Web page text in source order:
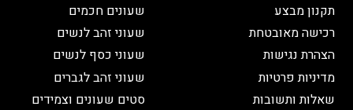
תקנון מבצע
רכישה מאובטחת
הצהרת נגישות
מדיניות פרטיות
שאלות ותשובות
שעונים חכמים
שעוני זהב לנשים
שעוני כסף לנשים
שעוני זהב לגברים
סטים שעונים וצמידים